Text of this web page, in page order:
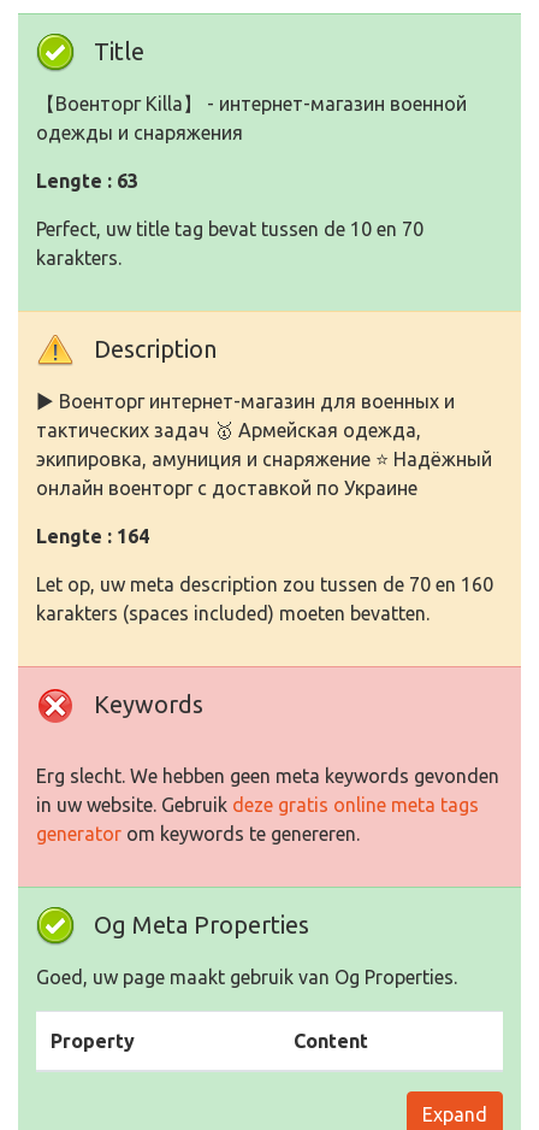
Title
【Военторг Killa】 - интернет-магазин военной
одежды и снаряжения
Lengte : 63
Perfect, uw title tag bevat tussen de 10 en 70
karakters.
Description
▶️ Военторг интернет-магазин для военных и
тактических задач 🥇 Армейская одежда,
экипировка, амуниция и снаряжение ⭐ Надёжный
онлайн военторг с доставкой по Украине
Lengte : 164
Let op, uw meta description zou tussen de 70 en 160
karakters (spaces included) moeten bevatten.
Keywords
Erg slecht. We hebben geen meta keywords gevonden
in uw website. Gebruik deze gratis online meta tags
generator om keywords te genereren.
Og Meta Properties
Goed, uw page maakt gebruik van Og Properties.
Property Content
Expand